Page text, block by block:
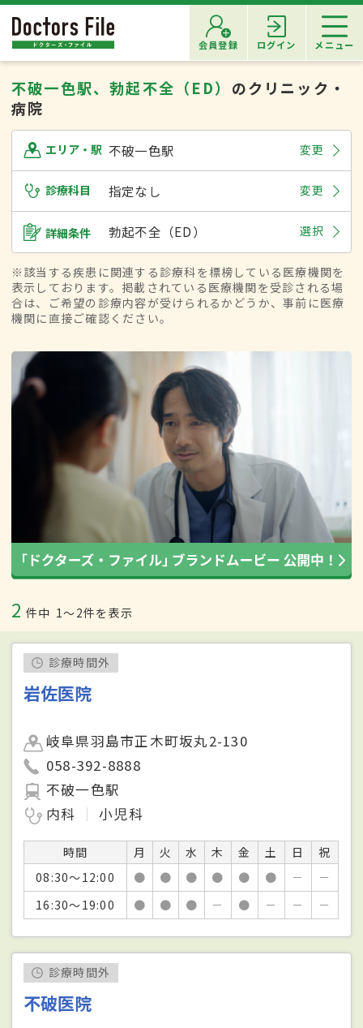
会員登録 ログイン メニュー
不破一色駅、勃起不全（ED） のクリニック・
病院
エリア・駅 不破一色駅 変更
診療科目 指定なし 変更
詳細条件 勃起不全（ED） 選択
※該当する疾患に関連する診療科を標榜している医療機関を
表示しております。掲載されている医療機関を受診される場
合は、ご希望の診療内容が受けられるかどうか、事前に医療
機関に直接ご確認ください。
2 件中 1〜2件を表示
診療時間外
岩佐医院
岐阜県羽島市正木町坂丸2-130
058-392-8888
不破一色駅
内科
小児科
時間 月 火 水 木 金 土 日
祝
08:30～12:00
● ● ● ● ● ● －
－
16:30～19:00
● ● ● － ● － － －
診療時間外
不破医院